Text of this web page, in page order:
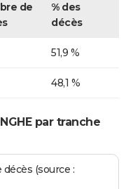
de
% des
décès
51,9 %
48,1 %
par tranche
(source :